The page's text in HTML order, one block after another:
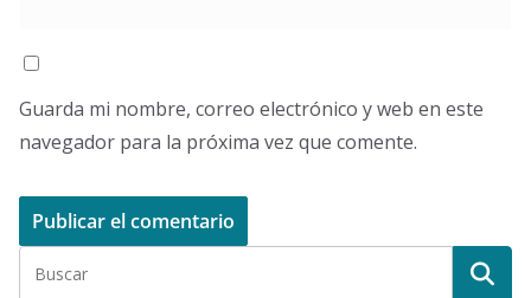
Guarda mi nombre, correo electrónico y web en este
navegador para la próxima vez que comente.